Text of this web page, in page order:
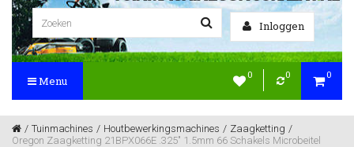
Inloggen
0 0 0
Menu
Tuinmachines Houtbewerkingsmachines
Zaagketting
Oregon Zaagketting 21BPX066E .325" 1.5mm 66 Schakels Microbeitel